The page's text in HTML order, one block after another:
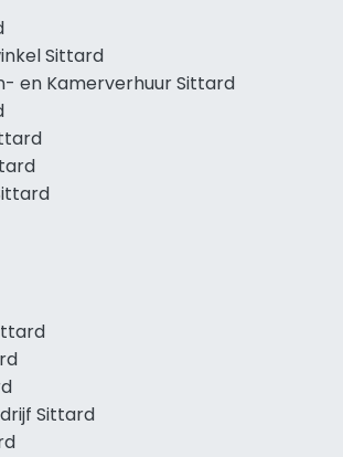
Sittard
en Kamerverhuur Sittard
Sittard